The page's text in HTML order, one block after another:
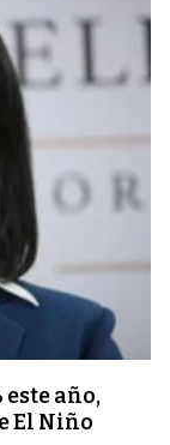
año,
El Niño